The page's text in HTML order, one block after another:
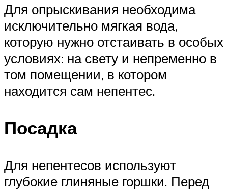
Для опрыскивания необходима
исключительно мягкая вода,
которую нужно отстаивать в особых
условиях: на свету и непременно в
том помещении, в котором
находится сам непентес.
Посадка
Для непентесов используют
глубокие глиняные горшки. Перед